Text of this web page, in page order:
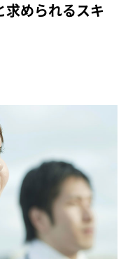
求められるスキ